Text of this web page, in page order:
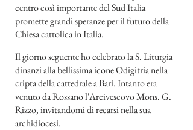
centro così importante del Sud Italia
promette grandi speranze per il futuro della
Chiesa cattolica in Italia.
Il giorno seguente ho celebrato la S. Liturgia
dinanzi alla bellissima icone Odigitria nella
cripta della cattedrale a Bari. Intanto era
venuto da Rossano l'Arcivescovo Mons. G.
Rizzo, invitandomi di recarsi nella sua
archidiocesi.